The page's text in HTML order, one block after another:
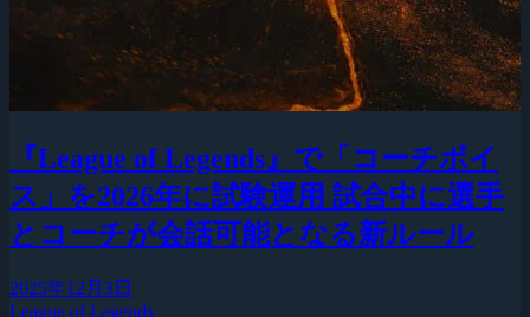
『League of Legends』で「コーチボイ
ス」を2026年に試験運用 試合中に選手
とコーチが会話可能となる新ルール
2025年12月3日
League of Legends